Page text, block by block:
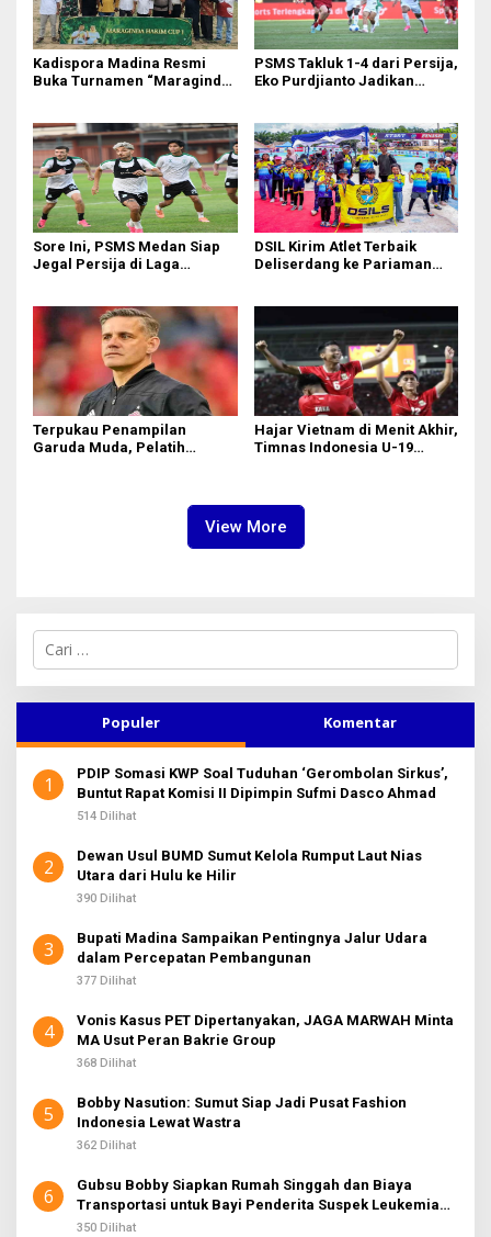
Kadispora Madina Resmi
Buka Turnamen “Maraginda
PSMS Takluk 1-4 dari Persija,
Eko Purdjianto Jadikan
Sore Ini, PSMS Medan Siap
Jegal Persija di Laga
DSIL Kirim Atlet Terbaik
Deliserdang ke Pariaman
Terpukau Penampilan
Garuda Muda, Pelatih
Hajar Vietnam di Menit Akhir,
Timnas Indonesia U-19
View More
C
i
n
u
k
Populer Komentar
1
PDIP Somasi KWP Soal Tuduhan ‘Gerombolan Sirkus’,
Buntut Rapat Komisi II Dipimpin Sufmi Dasco Ahmad
514 Dilihat
2
Dewan Usul BUMD Sumut Kelola Rumput Laut Nias
Utara dari Hulu ke Hilir
390 Dilihat
3
Bupati Madina Sampaikan Pentingnya Jalur Udara
dalam Percepatan Pembangunan
377 Dilihat
4
Vonis Kasus PET Dipertanyakan, JAGA MARWAH Minta
MA Usut Peran Bakrie Group
368 Dilihat
5
Bobby Nasution: Sumut Siap Jadi Pusat Fashion
Indonesia Lewat Wastra
362 Dilihat
6
Gubsu Bobby Siapkan Rumah Singgah dan Biaya
Transportasi untuk Bayi Penderita Suspek Leukemia
Asal Nias Barat
350 Dilihat